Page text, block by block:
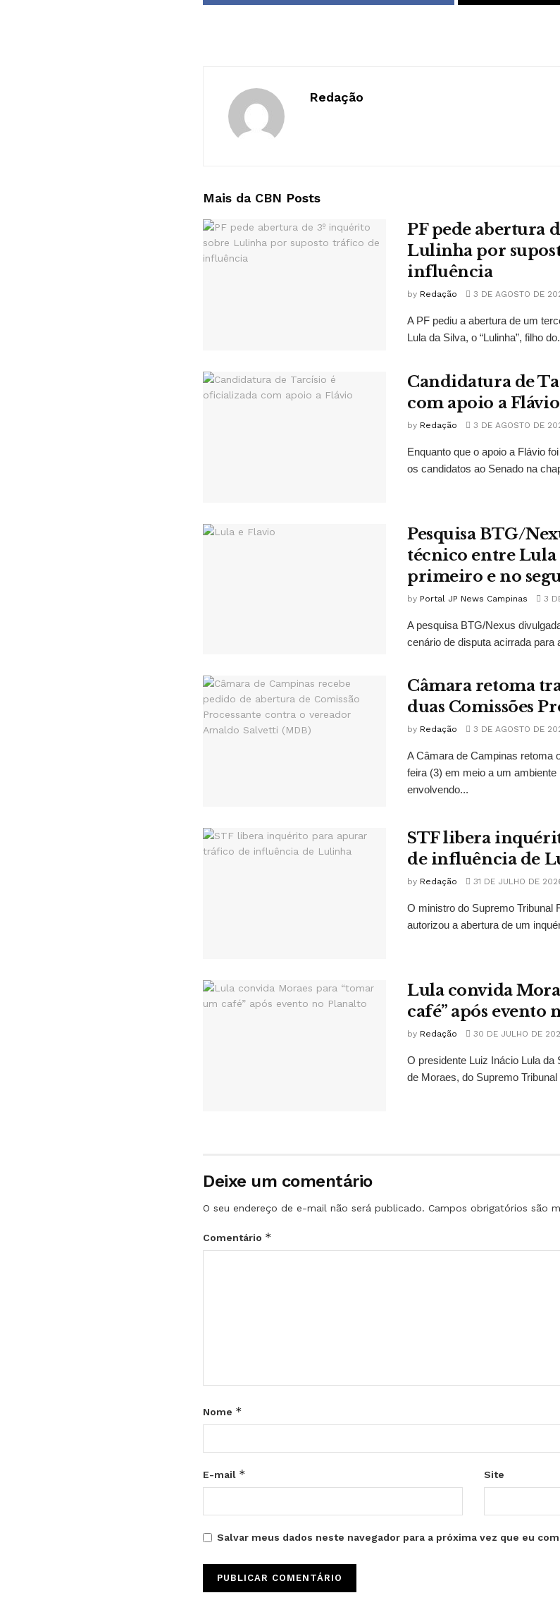
Redação
Mais da CBN Posts
PF pede abertura
Lulinha por
influência
by Redação 3 DE AGOSTO DE
A PF pediu a abertura de um
Lula da Silva, o “Lulinha”, filho
Candidatura de
com apoio a Flávio
by Redação 3 DE AGOSTO DE
Enquanto que o apoio a Flávio
os candidatos ao Senado na
Pesquisa BTG/
técnico entre Lula
primeiro e no
by Portal JP News Campinas 3
A pesquisa BTG/Nexus
cenário de disputa acirrada para
Câmara retoma
duas Comissões
by Redação 3 DE AGOSTO DE
A Câmara de Campinas retoma
feira (3) em meio a um
envolvendo...
STF libera
de influência de
by Redação 31 DE JULHO DE
O ministro do Supremo Tribunal
autorizou a abertura de um
Lula convida
café” após evento
by Redação 30 DE JULHO DE
O presidente Luiz Inácio Lula
de Moraes, do Supremo
Deixe um comentário
O seu endereço de e-mail não será publicado. Campos obrigatórios são
Comentário *
Nome *
E-mail * Site
Salvar meus dados neste navegador para a próxima vez que eu